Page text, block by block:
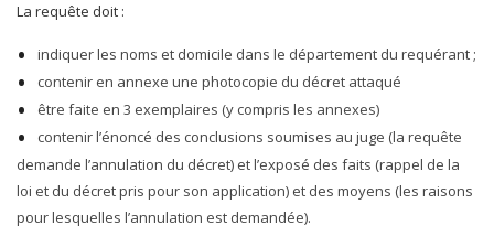
La requête doit :
indiquer les noms et domicile dans le département du requérant ;
contenir en annexe une photocopie du décret attaqué
être faite en 3 exemplaires (y compris les annexes)
contenir l’énoncé des conclusions soumises au juge (la requête
demande l’annulation du décret) et l’exposé des faits (rappel de la
loi et du décret pris pour son application) et des moyens (les raisons
pour lesquelles l’annulation est demandée).